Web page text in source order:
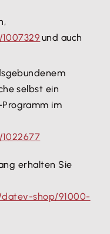
und auch
selbst ein
Programm im
erhalten Sie
shop/91000-